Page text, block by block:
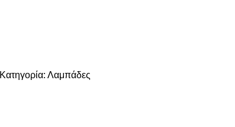
Κατηγορία: Λαμπάδες